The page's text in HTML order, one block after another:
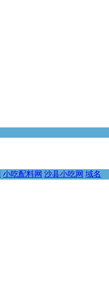
小吃配料网 沙县小吃网 域名